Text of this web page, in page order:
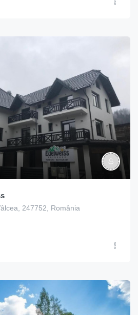
247752, România